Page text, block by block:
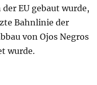
EU gebaut wurde,
Bahnlinie der
von Ojos Negros
wurde.